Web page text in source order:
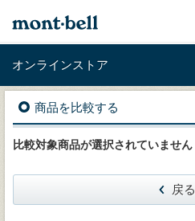
オンラインストア
商品を比較する
比較対象商品が選択されていません
戻る